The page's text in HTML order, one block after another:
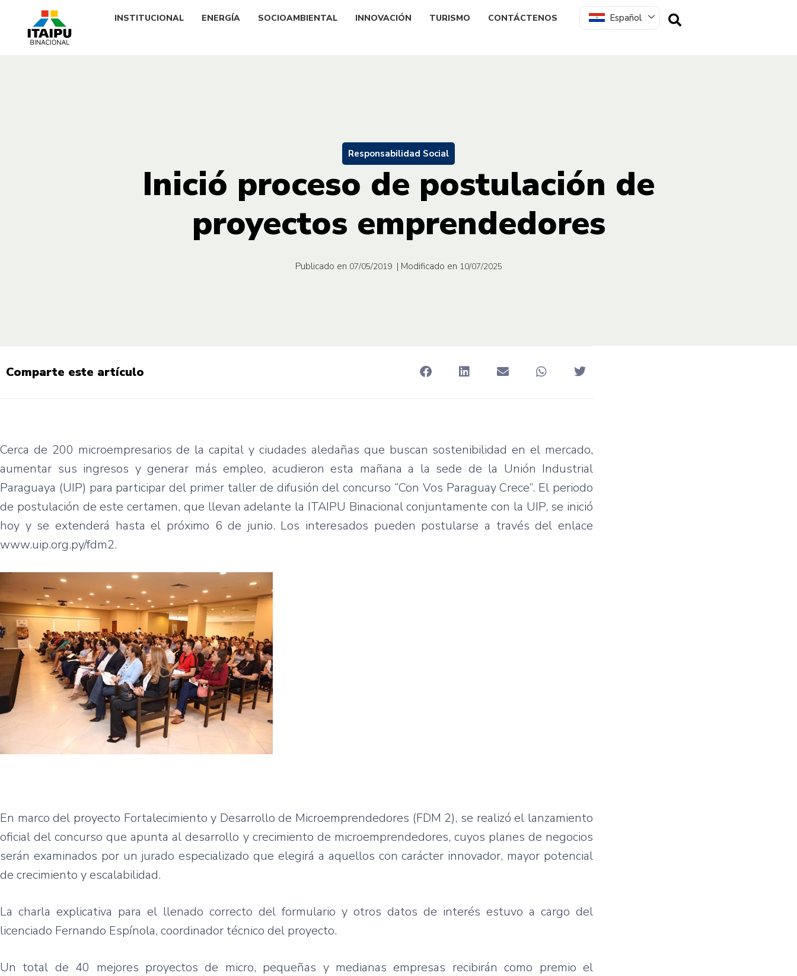
INSTITUCIONAL ENERGÍA SOCIOAMBIENTAL INNOVACIÓN TURISMO CONTÁCTENOS Español
Responsabilidad Social
Inició proceso de postulación de
proyectos emprendedores
Publicado en 07/05/2019 | Modificado en 10/07/2025
Comparte este artículo
Cerca de 200 microempresarios de la capital y ciudades aledañas que buscan sostenibilidad en el mercado,
aumentar sus ingresos y generar más empleo, acudieron esta mañana a la sede de la Unión Industrial
Paraguaya (UIP) para participar del primer taller de difusión del concurso “Con Vos Paraguay Crece”. El periodo
de postulación de este certamen, que llevan adelante la ITAIPU Binacional conjuntamente con la UIP, se inició
hoy y se extenderá hasta el próximo 6 de junio. Los interesados pueden postularse a través del enlace
www.uip.org.py/fdm2.
En marco del proyecto Fortalecimiento y Desarrollo de Microemprendedores (FDM 2), se realizó el lanzamiento
oficial del concurso que apunta al desarrollo y crecimiento de microemprendedores, cuyos planes de negocios
serán examinados por un jurado especializado que elegirá a aquellos con carácter innovador, mayor potencial
de crecimiento y escalabilidad.
La charla explicativa para el llenado correcto del formulario y otros datos de interés estuvo a cargo del
licenciado Fernando Espínola, coordinador técnico del proyecto.
Un total de 40 mejores proyectos de micro, pequeñas y medianas empresas recibirán como premio el